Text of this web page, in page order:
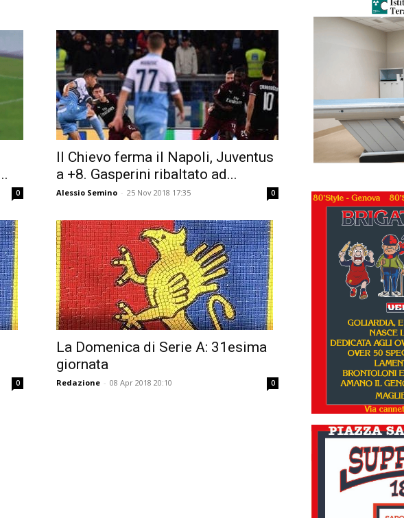
0
Il Chievo ferma il Napoli, Juventus
a +8. Gasperini ribaltato ad...
Alessio Semino - 25 Nov 2018 17:35 0
0
La Domenica di Serie A: 31esima
giornata
Redazione - 08 Apr 2018 20:10 0